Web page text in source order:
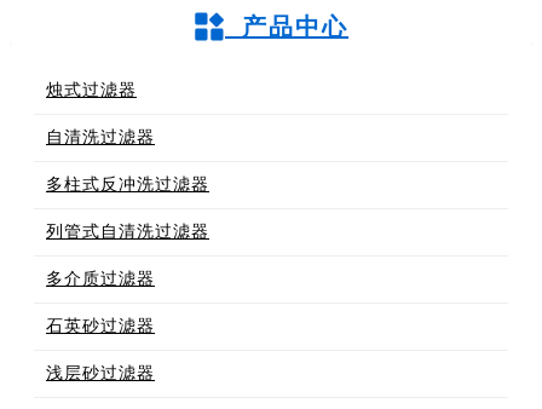
产品中心
烛式过滤器
自清洗过滤器
多柱式反冲洗过滤器
列管式自清洗过滤器
多介质过滤器
石英砂过滤器
浅层砂过滤器